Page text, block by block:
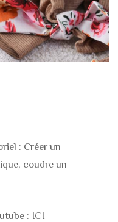
: Créer un
coudre un
: ICI